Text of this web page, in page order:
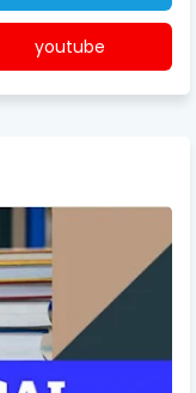
youtube